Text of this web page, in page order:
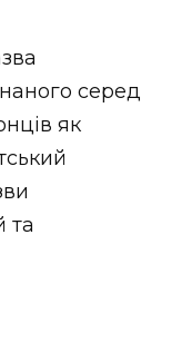
серед
як
та